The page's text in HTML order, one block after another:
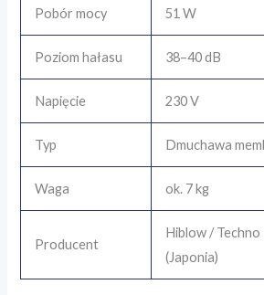
Pobór mocy 51 W
Poziom hałasu 38–40 dB
Napięcie 230 V
Typ Dmuchawa
Waga ok. 7 kg
Producent
Hiblow / Techno
(Japonia)